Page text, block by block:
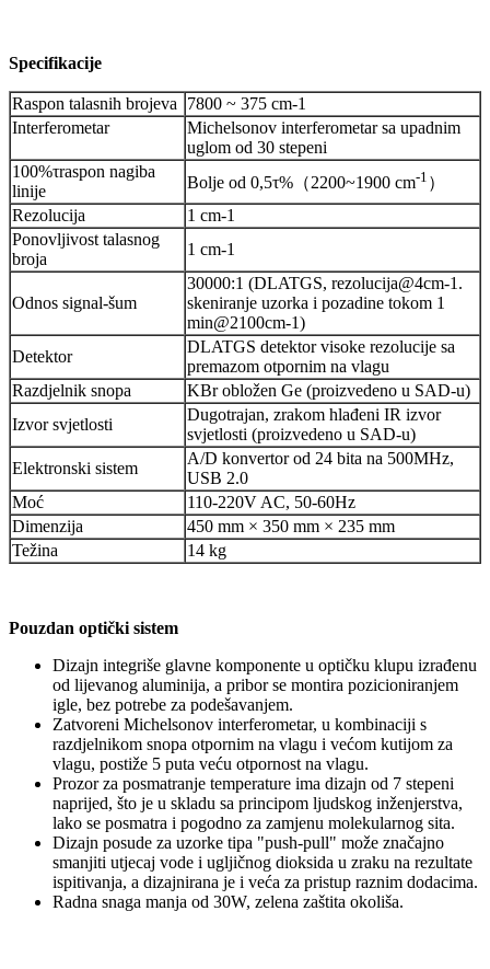
Specifikacije
Raspon talasnih brojeva
7800 ~ 375 cm-1
Interferometar
Michelsonov interferometar sa upadnim
uglom od 30 stepeni
100%τraspon nagiba
linije
Bolje od 0,5τ%（2200~1900 cm-1 ）
Rezolucija
1 cm-1
Ponovljivost talasnog
broja
1 cm-1
Odnos signal-šum
30000:1 (DLATGS, rezolucija@4cm-1.
skeniranje uzorka i pozadine tokom 1
min@2100cm-1)
Detektor
DLATGS detektor visoke rezolucije sa
premazom otpornim na vlagu
Razdjelnik snopa
KBr obložen Ge (proizvedeno u SAD-u)
Izvor svjetlosti
Dugotrajan, zrakom hlađeni IR izvor
svjetlosti (proizvedeno u SAD-u)
Elektronski sistem
A/D konvertor od 24 bita na 500MHz,
USB 2.0
Moć
110-220V AC, 50-60Hz
Dimenzija
450 mm × 350 mm × 235 mm
Težina
14 kg
Pouzdan optički sistem
Dizajn integriše glavne komponente u optičku klupu izrađenu
od lijevanog aluminija, a pribor se montira pozicioniranjem
igle, bez potrebe za podešavanjem.
Zatvoreni Michelsonov interferometar, u kombinaciji s
razdjelnikom snopa otpornim na vlagu i većom kutijom za
vlagu, postiže 5 puta veću otpornost na vlagu.
Prozor za posmatranje temperature ima dizajn od 7 stepeni
naprijed, što je u skladu sa principom ljudskog inženjerstva,
lako se posmatra i pogodno za zamjenu molekularnog sita.
Dizajn posude za uzorke tipa "push-pull" može značajno
smanjiti utjecaj vode i ugljičnog dioksida u zraku na rezultate
ispitivanja, a dizajnirana je i veća za pristup raznim dodacima.
Radna snaga manja od 30W, zelena zaštita okoliša.